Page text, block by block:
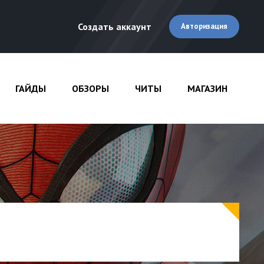
Создать аккаунт Авторизация
ГАЙДЫ ОБЗОРЫ ЧИТЫ МАГАЗИН